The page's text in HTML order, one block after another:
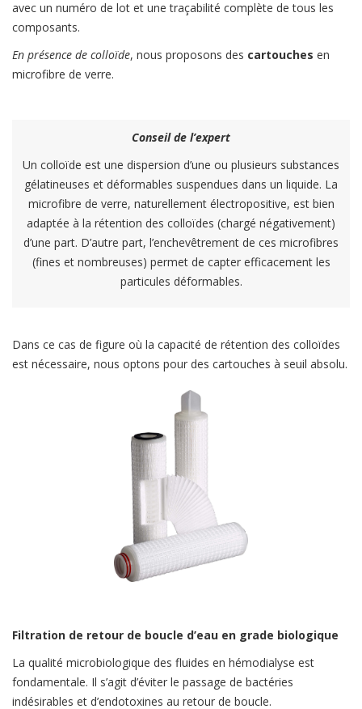
avec un numéro de lot et une traçabilité complète de tous les
composants.
En présence de colloïde, nous proposons des cartouches en
microfibre de verre.
Conseil de l’expert
Un colloïde est une dispersion d’une ou plusieurs substances
gélatineuses et déformables suspendues dans un liquide. La
microfibre de verre, naturellement électropositive, est bien
adaptée à la rétention des colloïdes (chargé négativement)
d’une part. D’autre part, l’enchevêtrement de ces microfibres
(fines et nombreuses) permet de capter efficacement les
particules déformables.
Dans ce cas de figure où la capacité de rétention des colloïdes
est nécessaire, nous optons pour des cartouches à seuil absolu.
Filtration de retour de boucle d’eau en grade biologique
La qualité microbiologique des fluides en hémodialyse est
fondamentale. Il s’agit d’éviter le passage de bactéries
indésirables et d’endotoxines au retour de boucle.